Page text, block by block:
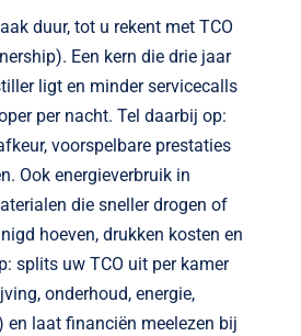
duur, tot u rekent met TCO
Een kern die drie jaar
ligt en minder servicecalls
per nacht. Tel daarbij op:
voorspelbare prestaties
Ook energieverbruik in
die sneller drogen of
hoeven, drukken kosten en
splits uw TCO uit per kamer
onderhoud, energie,
en laat financiën meelezen bij